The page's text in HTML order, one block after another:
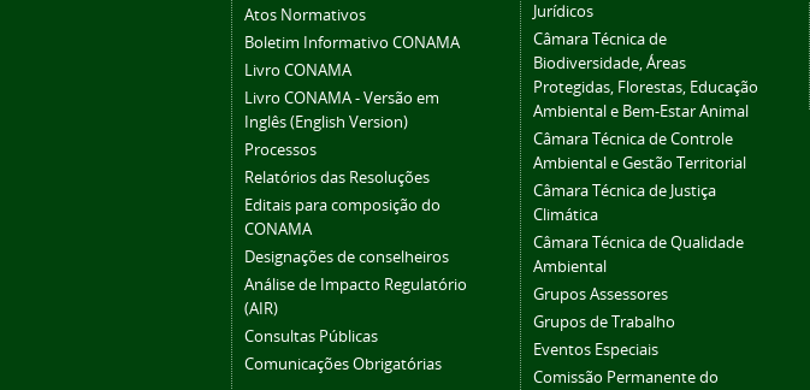
Atos Normativos
Boletim Informativo CONAMA
Livro CONAMA
Livro CONAMA - Versão em
Inglês (English Version)
Processos
Relatórios das Resoluções
Editais para composição do
CONAMA
Designações de conselheiros
Análise de Impacto Regulatório
(AIR)
Consultas Públicas
Comunicações Obrigatórias
Jurídicos
Câmara Técnica de
Biodiversidade, Áreas
Protegidas, Florestas, Educação
Ambiental e Bem-Estar Animal
Câmara Técnica de Controle
Ambiental e Gestão Territorial
Câmara Técnica de Justiça
Climática
Câmara Técnica de Qualidade
Ambiental
Grupos Assessores
Grupos de Trabalho
Eventos Especiais
Comissão Permanente do